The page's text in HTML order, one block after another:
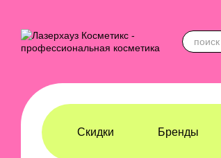
Скидки Бренды